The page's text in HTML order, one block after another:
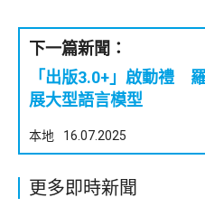
下一篇新聞：
「出版3.0+」啟動禮
展大型語言模型
本地 16.07.2025
更多即時新聞